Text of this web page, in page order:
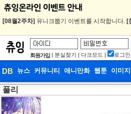
[08월2주차] 유니크뽑기 이벤트를 시작합니다. [
회원가입 | 분실찾기 | 다크모드 | 로그
DB 뉴스 커뮤니티 애니만화 웹툰 이미지
풀리